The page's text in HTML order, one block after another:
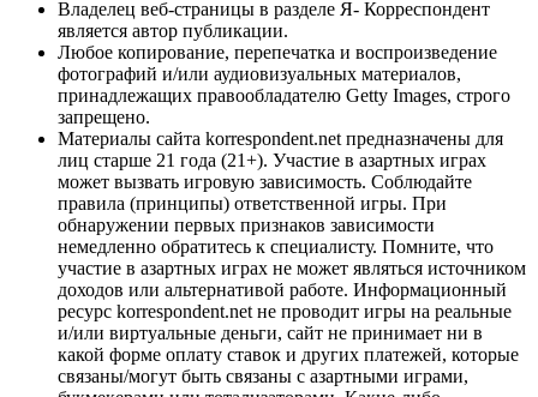
Владелец веб-страницы в разделе Я- Корреспондент
является автор публикации.
Любое копирование, перепечатка и воспроизведение
фотографий и/или аудиовизуальных материалов,
принадлежащих правообладателю Getty Images, строго
запрещено.
Материалы сайта korrespondent.net предназначены для
лиц старше 21 года (21+). Участие в азартных играх
может вызвать игровую зависимость. Соблюдайте
правила (принципы) ответственной игры. При
обнаружении первых признаков зависимости
немедленно обратитесь к специалисту. Помните, что
участие в азартных играх не может являться источником
доходов или альтернативой работе. Информационный
ресурс korrespondent.net не проводит игры на реальные
и/или виртуальные деньги, сайт не принимает ни в
какой форме оплату ставок и других платежей, которые
связаны/могут быть связаны с азартными играми,